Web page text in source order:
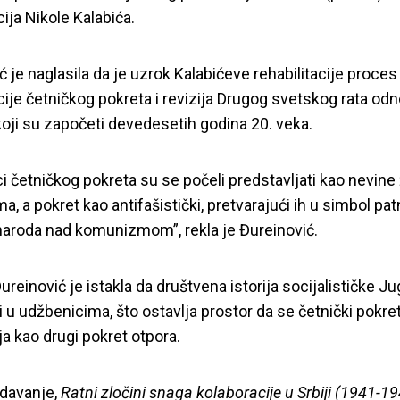
razgovora”:
o
Nikole Kalabića.
je naglasila da je uzrok Kalabićeve rehabilitacije proces
četničkog pokreta i revizija Drugog svetskog rata
su započeti devedesetih godina 20. veka.
četničkog pokreta su se počeli predstavljati kao nevine
a pokret kao antifašistički, pretvarajući ih u simbol
nad komunizmom”, rekla je Đureinović.
je istakla da društvena istorija socijalističke
u udžbenicima, što ostavlja prostor da se četnički
kao drugi pokret otpora.
Ratni zločini snaga kolaboracije u Srbiji (1941-